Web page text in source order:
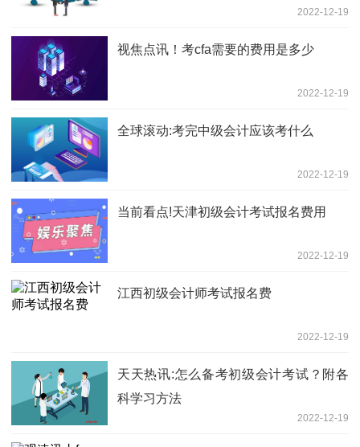
2022-12-19
视焦点讯！考cfa需要的费用是多少
2022-12-19
全球滚动:考完中级会计应该考什么
2022-12-19
当前看点!天津初级会计考试报名费用
2022-12-19
江西初级会计师考试报名费
2022-12-19
天天热讯:怎么备考初级会计考试？附各
科学习方法
2022-12-19